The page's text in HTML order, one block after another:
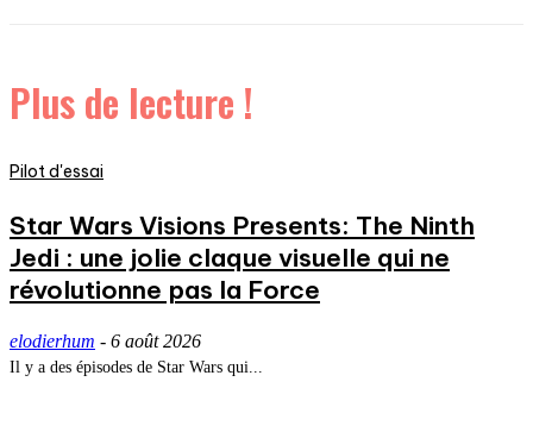
Plus de lecture !
Pilot d'essai
Star Wars Visions Presents: The Ninth
Jedi : une jolie claque visuelle qui ne
révolutionne pas la Force
elodierhum - 6 août 2026
Il y a des épisodes de Star Wars qui...